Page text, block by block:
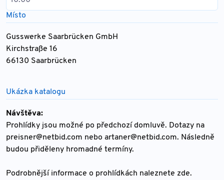
Místo
Gusswerke Saarbrücken GmbH
Kirchstraße 16
66130 Saarbrücken
Ukázka katalogu
Návštěva:
Prohlídky jsou možné po předchozí domluvě. Dotazy na
preisner@netbid.com nebo artaner@netbid.com. Následně
budou přiděleny hromadné termíny.
Podrobnější informace o prohlídkách naleznete zde.